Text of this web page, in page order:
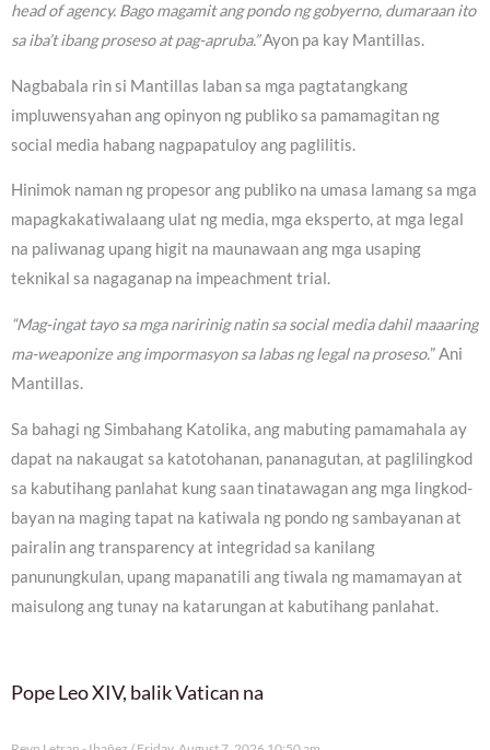
head of agency. Bago magamit ang pondo ng gobyerno, dumaraan ito
sa iba’t ibang proseso at pag-apruba.”Ayon pa kay Mantillas.
Nagbabala rin si Mantillas laban sa mga pagtatangkang
impluwensyahan ang opinyon ng publiko sa pamamagitan ng
social media habang nagpapatuloy ang paglilitis.
Hinimok naman ng propesor ang publiko na umasa lamang sa mga
mapagkakatiwalaang ulat ng media, mga eksperto, at mga legal
na paliwanag upang higit na maunawaan ang mga usaping
teknikal sa nagaganap na impeachment trial.
“Mag-ingat tayo sa mga naririnig natin sa social media dahil maaaring
ma-weaponize ang impormasyon sa labas ng legal na proseso.” Ani
Mantillas.
Sa bahagi ng Simbahang Katolika, ang mabuting pamamahala ay
dapat na nakaugat sa katotohanan, pananagutan, at paglilingkod
sa kabutihang panlahat kung saan tinatawagan ang mga lingkod-
bayan na maging tapat na katiwala ng pondo ng sambayanan at
pairalin ang transparency at integridad sa kanilang
panunungkulan, upang mapanatili ang tiwala ng mamamayan at
maisulong ang tunay na katarungan at kabutihang panlahat.
Pope Leo XIV, balik Vatican na